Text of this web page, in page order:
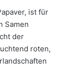
ist für
Samen
der
roten,